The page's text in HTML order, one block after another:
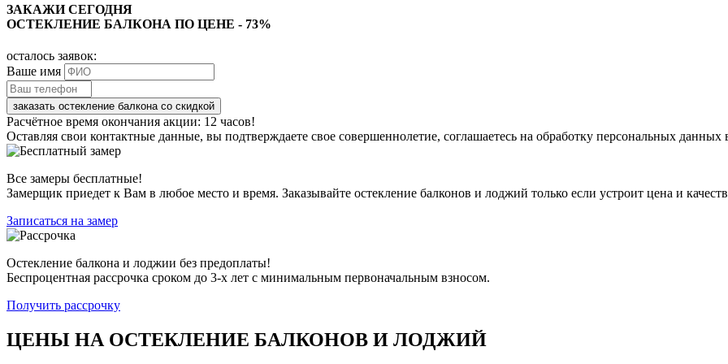
ЗАКАЖИ СЕГОДНЯ
ОСТЕКЛЕНИЕ БАЛКОНА ПО ЦЕНЕ - 73%
осталось заявок:
Ваше имя
заказать остекление балкона со скидкой
Расчётное время окончания акции: 12 часов!
Оставляя свои контактные данные, вы подтверждаете свое совершеннолетие, соглашаетесь на обработку персональных данных
Все замеры бесплатные!
Замерщик приедет к Вам в любое место и время. Заказывайте остекление балконов и лоджий только если устроит цена и
Записаться на замер
Остекление балкона и лоджии без предоплаты!
Беспроцентная рассрочка сроком до 3-х лет с минимальным первоначальным взносом.
Получить рассрочку
ЦЕНЫ НА ОСТЕКЛЕНИЕ БАЛКОНОВ И ЛОДЖИЙ